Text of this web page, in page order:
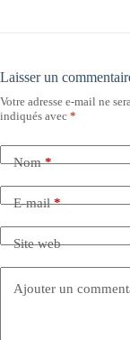
Laisser un
Votre adresse e-mail ne
indiqués avec *
Nom*
E-mail*
Site web
Ajouter un